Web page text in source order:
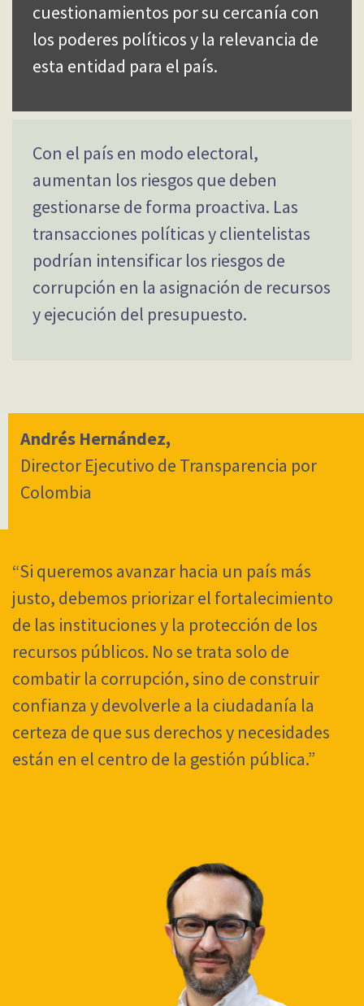
cuestionamientos por su cercanía con
los poderes políticos y la relevancia de
esta entidad para el país.
Con el país en modo electoral,
aumentan los riesgos que deben
gestionarse de forma proactiva. Las
transacciones políticas y clientelistas
podrían intensificar los riesgos de
corrupción en la asignación de recursos
y ejecución del presupuesto.
Andrés Hernández,
Director Ejecutivo de Transparencia por
Colombia
“Si queremos avanzar hacia un país más
justo, debemos priorizar el fortalecimiento
de las instituciones y la protección de los
recursos públicos. No se trata solo de
combatir la corrupción, sino de construir
confianza y devolverle a la ciudadanía la
certeza de que sus derechos y necesidades
están en el centro de la gestión pública.”